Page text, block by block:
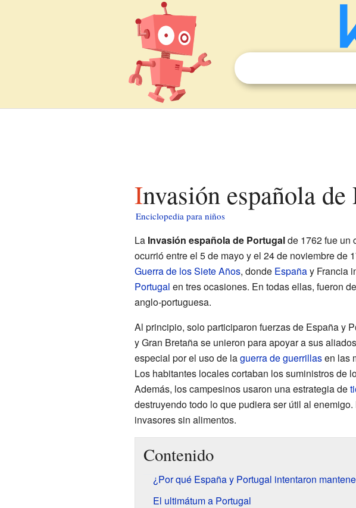
Invasión española
Enciclopedia para niños
La Invasión española de Portugalde 1762 fue un
ocurrió entre el 5 de mayo y el 24 de noviembre de
Guerra de los Siete Años, donde Españay Francia
Portugal en tres ocasiones. En todas ellas, fueron
anglo-portuguesa.
Al principio, solo participaron fuerzas de España y
y Gran Bretaña se unieron para apoyar a sus
especial por el uso de laguerra de guerrillasen las
Los habitantes locales cortaban los suministros de
Además, los campesinos usaron una estrategia de
destruyendo todo lo que pudiera ser útil al
invasores sin alimentos.
Contenido
¿Por qué España y Portugal intentaron
El ultimátum a Portugal